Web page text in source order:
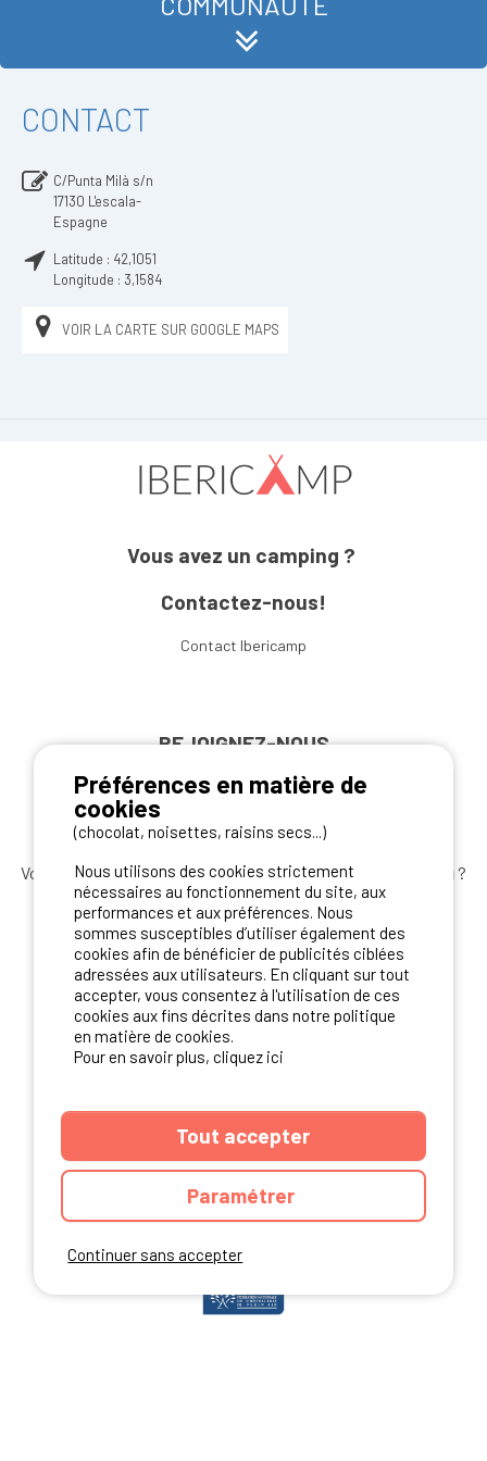
CONTACT
C/Punta Milà s/n
17130 L'escala-
Espagne
Latitude : 42,1051
Longitude : 3,1584
VOIR LA CARTE SUR GOOGLE MAPS
Vous avez un camping ?
Contactez-nous!
Contact Ibericamp
REJOIGNEZ-NOUS
Vous souhaitez bénéficier desmeilleures offres camping ?
Abonnez-vous à la newsletterdès aujourd'hui
S'ABONNER
NOS PARTENAIRES
Continuer sans accepter
Préférences en matière de
cookies
(chocolat, noisettes, raisins secs...)
Nous utilisons des cookies strictement
nécessaires au fonctionnement du site, aux
performances et aux préférences. Nous
sommes susceptibles d’utiliser également des
cookies afin de bénéficier de publicités ciblées
adressées aux utilisateurs. En cliquant sur tout
accepter, vous consentez à l'utilisation de ces
cookies aux fins décrites dans notre politique
en matière de cookies.
Pour en savoir plus, cliquez ici
Tout accepter
Paramétrer